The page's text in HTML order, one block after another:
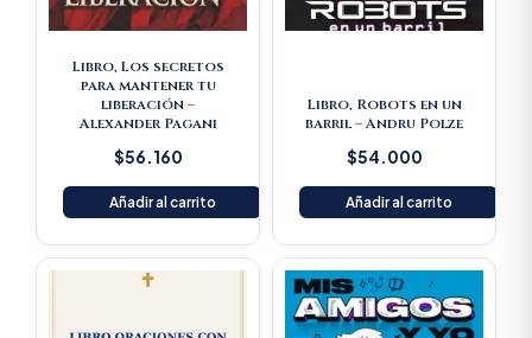
Libro, Los secretos
para mantener tu
liberación –
Alexander Pagani
$56.160
Añadir al carrito
Libro, Robots en un
barril – Andru Polze
$54.000
Añadir al carrito